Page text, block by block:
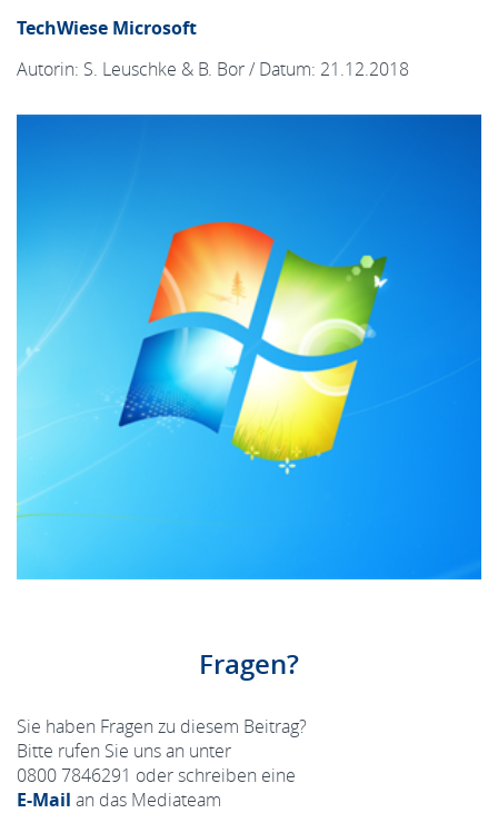
TechWiese Microsoft
Autorin: S. Leuschke & B. Bor / Datum: 21.12.2018
Fragen?
Sie haben Fragen zu diesem Beitrag?
Bitte rufen Sie uns an unter
0800 7846291 oder schreiben eine
E-Mail an das Mediateam